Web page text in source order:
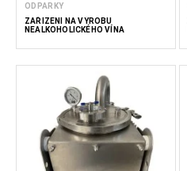
ODPARKY
ZAŘÍZENÍ NA VÝROBU
NEALKOHOLICKÉHO VÍNA